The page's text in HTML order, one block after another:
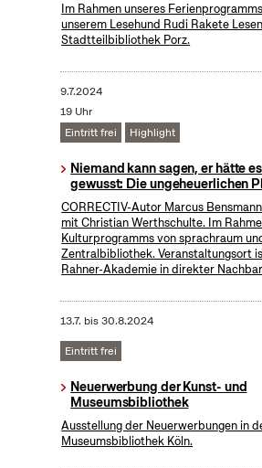
Im Rahmen unseres
unserem Lesehund Rudi Rakete
Stadtteilbibliothek Porz.
9.7.2024
19 Uhr
Eintritt frei
Highlight
Niemand kann sagen, er hätte
gewusst: Die ungeheuerlichen
CORRECTIV-Autor Marcus
mit Christian Werthschulte. Im
Kulturprogramms von sprachraum
Zentralbibliothek. Veranstaltungsort
Rahner-Akademie in direkter
13.7. bis30.8.2024
Eintritt frei
Neuerwerbung der Kunst- und
Museumsbibliothek
Ausstellung der Neuerwerbungen in
Museumsbibliothek Köln.